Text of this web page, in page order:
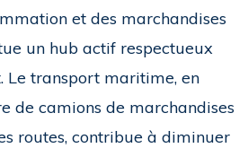
et des marchandises
un hub actif respectueux
Le transport maritime, en
de camions de marchandises
routes, contribue à diminuer